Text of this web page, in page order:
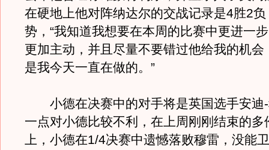
在硬地上他对阵纳达尔的交战记录是4胜2
势，“我知道我想要在本周的比赛中更进一
更加主动，并且尽量不要错过他给我的机会
是我今天一直在做的。”
小德在决赛中的对手将是英国选手安迪-
一点对小德比较不利，在上周刚刚结束的多
上，小德在1/4决赛中遗憾落败穆雷，没能